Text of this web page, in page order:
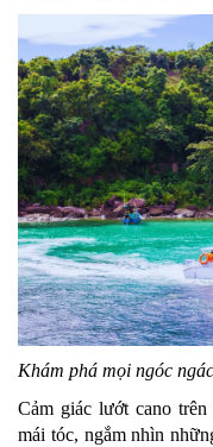
Khám phá mọi ngóc
Cảm giác lướt cano
mái tóc, ngắm nhìn